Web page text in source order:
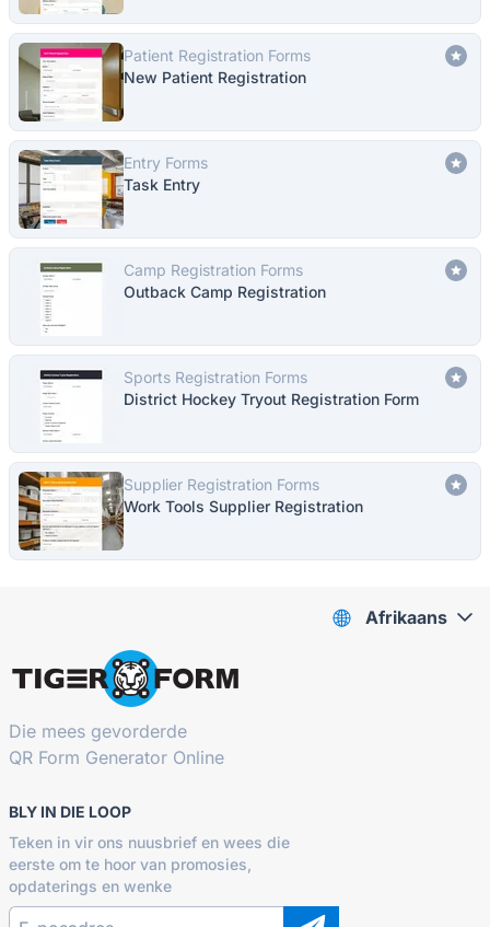
Patient Registration Forms
New Patient Registration
Entry Forms
Task Entry
Camp Registration Forms
Outback Camp Registration
Sports Registration Forms
District Hockey Tryout Registration Form
Supplier Registration Forms
Work Tools Supplier Registration
Die mees gevorderde
QR Form Generator Online
BLY IN DIE LOOP
Teken in vir ons nuusbrief en wees die
eerste om te hoor van promosies,
opdaterings en wenke
Afrikaans